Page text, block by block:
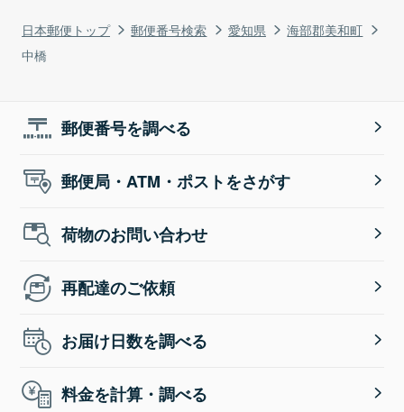
日本郵便トップ 郵便番号検索 愛知県
海部郡美和町
中橋
郵便番号を調べる
郵便局・ATM・ポストをさがす
荷物のお問い合わせ
再配達のご依頼
お届け日数を調べる
料金を計算・調べる